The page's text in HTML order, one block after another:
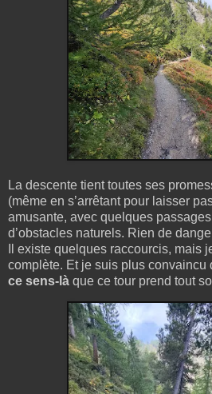
La descente tient toutes ses
(même en s’arrêtant pour laisser
amusante, avec quelques
d’obstacles naturels. Rien de
Il existe quelques raccourcis, mais
complète. Et je suis plus convaincu
ce sens-là que ce tour prend tout